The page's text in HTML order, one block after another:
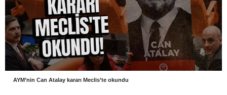
AYM’nin Can Atalay kararı Meclis’te okundu